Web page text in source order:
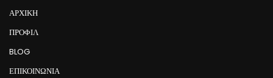
ΑΡΧΙΚΉ
ΠΡΟΦΊΛ
BLOG
ΕΠΙΚΟΙΝΩΝΊΑ